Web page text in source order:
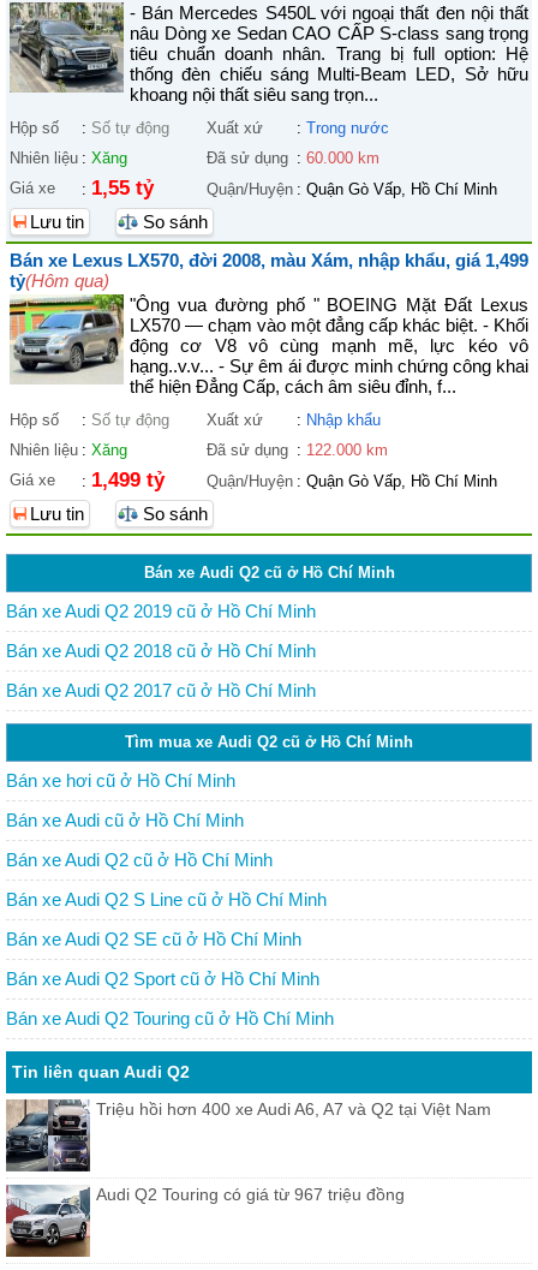
- Bán Mercedes S450L với ngoại thất đen nội thất
nâu Dòng xe Sedan CAO CẤP S-class sang trọng
tiêu chuẩn doanh nhân. Trang bị full option: Hệ
thống đèn chiếu sáng Multi-Beam LED, Sở hữu
khoang nội thất siêu sang trọn...
Hộp số : Số tự động Xuất xứ : Trong nước
Nhiên liệu : Xăng Đã sử dụng : 60.000 km
Giá xe
: 1,55 tỷ Quận/Huyện : Quận Gò Vấp, Hồ Chí Minh
Lưu tin
So sánh
Bán xe Lexus LX570, đời 2008, màu Xám, nhập khẩu, giá 1,499
tỷ(Hôm qua)
"Ông vua đường phố " BOEING Mặt Đất Lexus
LX570 — chạm vào một đẳng cấp khác biệt. - Khối
động cơ V8 vô cùng mạnh mẽ, lực kéo vô
hạng..v.v... - Sự êm ái được minh chứng công khai
thể hiện Đẳng Cấp, cách âm siêu đỉnh, f...
Hộp số : Số tự động Xuất xứ : Nhập khẩu
Nhiên liệu : Xăng Đã sử dụng : 122.000 km
Giá xe
: 1,499 tỷ Quận/Huyện : Quận Gò Vấp, Hồ Chí Minh
Lưu tin So sánh
Bán xe Audi Q2 cũ ở Hồ Chí Minh
Bán xe Audi Q2 2019 cũ ở Hồ Chí Minh
Bán xe Audi Q2 2018 cũ ở Hồ Chí Minh
Bán xe Audi Q2 2017 cũ ở Hồ Chí Minh
Tìm mua xe Audi Q2 cũ ở Hồ Chí Minh
Bán xe hơi cũ ở Hồ Chí Minh
Bán xe Audi cũ ở Hồ Chí Minh
Bán xe Audi Q2 cũ ở Hồ Chí Minh
Bán xe Audi Q2 S Line cũ ở Hồ Chí Minh
Bán xe Audi Q2 SE cũ ở Hồ Chí Minh
Bán xe Audi Q2 Sport cũ ở Hồ Chí Minh
Bán xe Audi Q2 Touring cũ ở Hồ Chí Minh
Tin liên quan Audi Q2
Triệu hồi hơn 400 xe Audi A6, A7 và Q2 tại Việt Nam
Audi Q2 Touring có giá từ 967 triệu đồng